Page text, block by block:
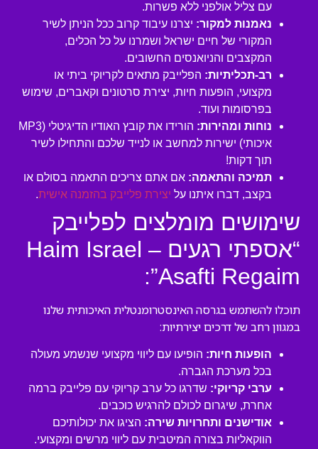
עם צליל אולפני ללא פשרות.
נאמנות למקור: יצרנו עיבוד קרוב ככל הניתן לשיר
המקורי של חיים ישראל ושמרנו על כל הכלים,
המקצבים והניואנסים החשובים.
רב-תכליתיות: הפלייבק מתאים לקריוקי ביתי או
מקצועי, הופעות חיות, יצירת סרטונים וקאברים, שימוש
בפרסומות ועוד.
נוחות ומהירות:
הורידו את קובץ האודיו הדיגיטלי (MP3
איכותי) ישירות למחשב או לנייד שלכם והתחילו לשיר
תוך דקות!
תמיכה והתאמה: אם אתם צריכים התאמה בסולם או
בקצב, דברו איתנו על יצירת פלייבק בהזמנה אישית.
שימושים מומלצים לפלייבק
“אספתי רגעים Haim Israel –
Asafti Regaim”:
תוכלו להשתמש בגרסה האינסטרומנטלית האיכותית שלנו
במגוון רחב של דרכים יצירתיות:
הופעות חיות: הופיעו עם ליווי מקצועי שנשמע מעולה
בכל מערכת הגברה.
ערבי קריוקי: שדרגו כל ערב קריוקי עם פלייבק ברמה
אחרת, שיגרום לכולם להרגיש כוכבים.
אודישנים ותחרויות שירה: הציגו את יכולותיכם
הווקאליות בצורה המיטבית עם ליווי מרשים ומקצועי.